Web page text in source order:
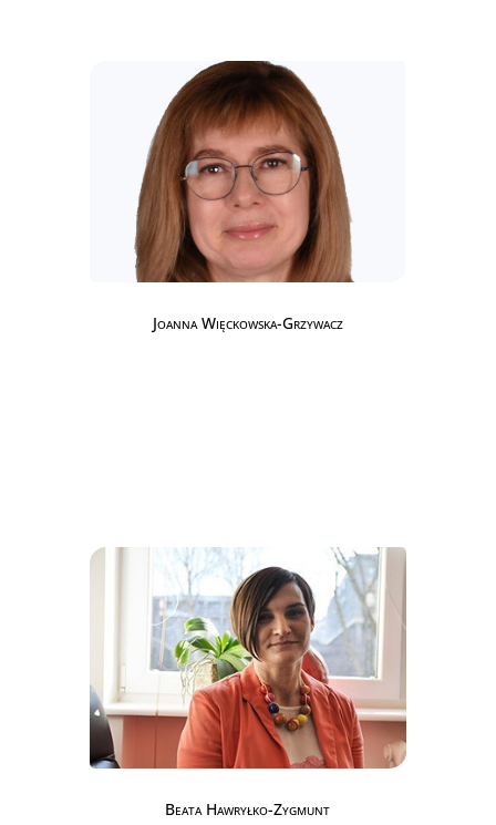
Joanna Więckowska-Grzywacz
Beata Hawryłko-Zygmunt